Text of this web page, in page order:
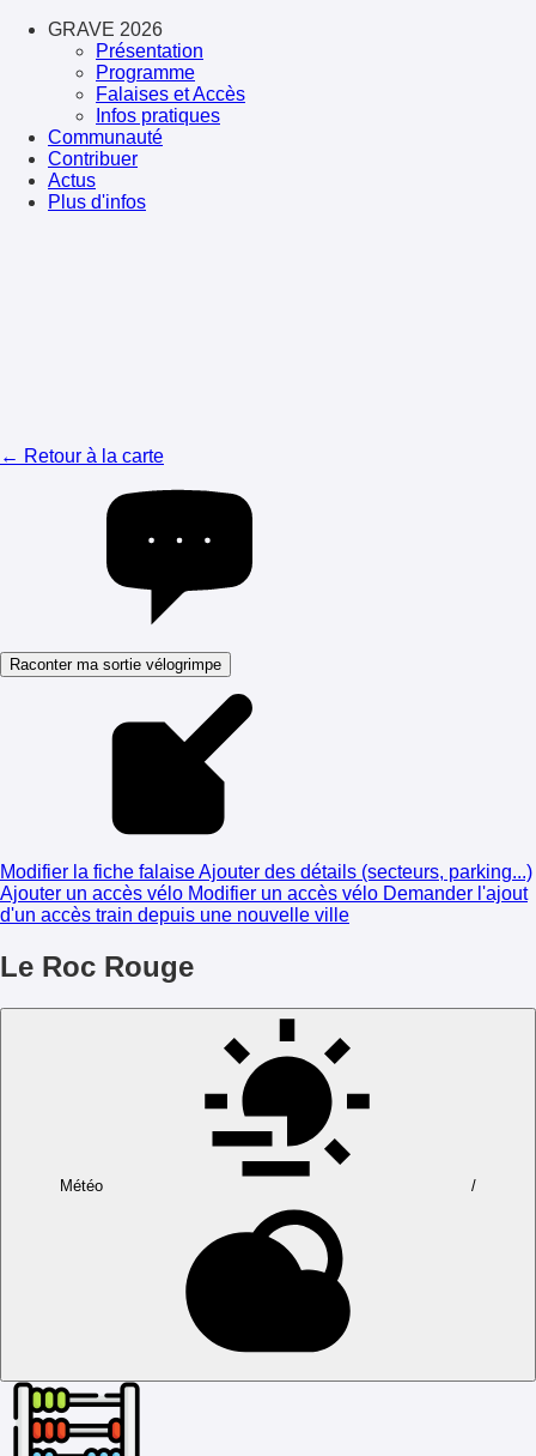
GRAVE 2026
Présentation
Programme
Falaises et Accès
Infos pratiques
Communauté
Contribuer
Actus
Plus d'infos
← Retour à la carte
Raconter ma sortie vélogrimpe
Modifier la fiche falaiseAjouter des détails (secteurs, parking...)
Ajouter un accès vélo Modifier un accès vélo Demander l'ajout
d'un accès train depuis une nouvelle ville
Le Roc Rouge
Météo /